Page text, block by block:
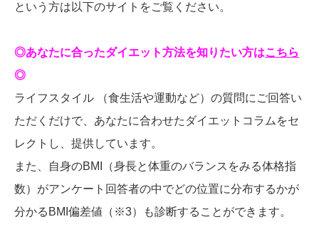
という方は以下のサイトをご覧ください。
◎あなたに合ったダイエット方法を知りたい方はこちら
◎
ライフスタイル （食生活や運動など）の質問にご回答い
ただくだけで、あなたに合わせたダイエットコラムをセ
レクトし、提供しています。
また、自身のBMI（身長と体重のバランスをみる体格指
数）がアンケート回答者の中でどの位置に分布するかが
分かるBMI偏差値（※3）も診断することができます。